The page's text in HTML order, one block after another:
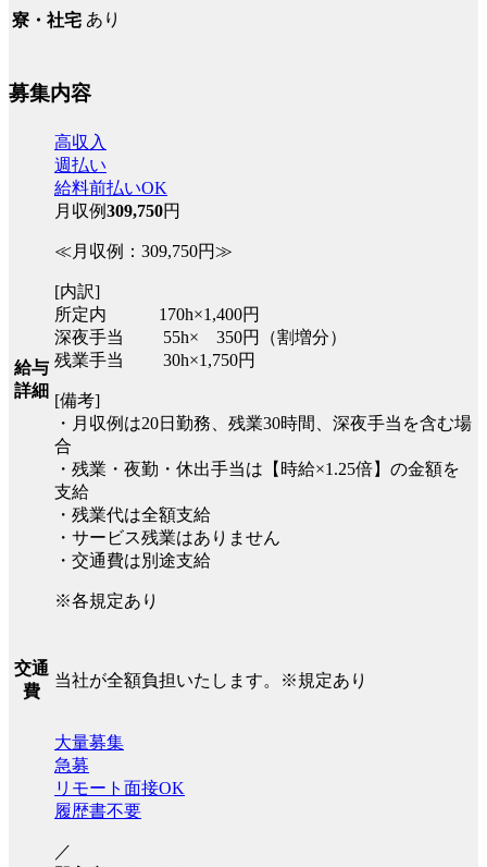
寮・社宅 あり
募集内容
給与
詳細
高収入
週払い
給料前払いOK
月収例309,750円
≪月収例：309,750円≫
[内訳]
所定内 170h×1,400円
深夜手当 55h× 350円（割増分）
残業手当 30h×1,750円
[備考]
・月収例は20日勤務、残業30時間、深夜手当を含む場
合
・残業・夜勤・休出手当は【時給×1.25倍】の金額を
支給
・残業代は全額支給
・サービス残業はありません
・交通費は別途支給
※各規定あり
交通
費
当社が全額負担いたします。※規定あり
大量募集
急募
リモート面接OK
履歴書不要
／